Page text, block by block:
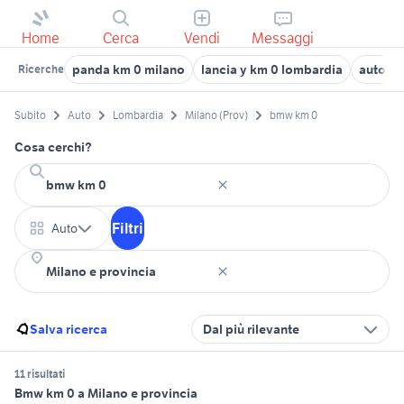
Home Cerca Vendi Messaggi
Ricerche panda km 0 milano lancia y km 0 lombardia auto
Subito Auto Lombardia Milano (Prov) bmw km 0
Cosa cerchi?
Auto Filtri
Salva ricerca Dal più rilevante
11 risultati
Bmw km 0 a Milano e provincia